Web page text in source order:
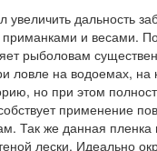
дальность
и весами.
рыболовам
на водоемах, на
но при этом
применение
Так же данная
лески. Идеально